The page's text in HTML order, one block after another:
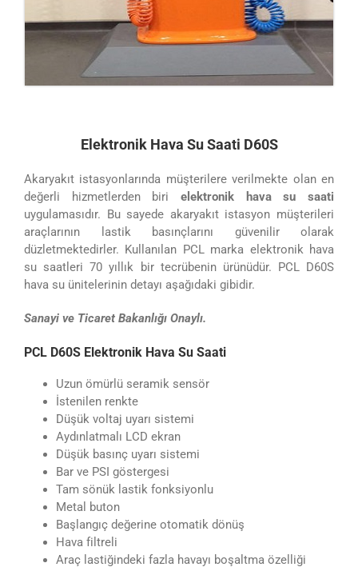
Elektronik Hava Su Saati D60S
Akaryakıt istasyonlarında müşterilere verilmekte olan en
değerli hizmetlerden biri elektronik
hava su saati
uygulamasıdır. Bu sayede akaryakıt istasyon müşterileri
araçlarının lastik basınçlarını güvenilir olarak
düzletmektedirler. Kullanılan PCL marka elektronik hava
su saatleri 70 yıllık bir tecrübenin ürünüdür. PCL D60S
hava su ünitelerinin detayı aşağıdaki gibidir.
Sanayi ve Ticaret Bakanlığı Onaylı.
PCL D60S Elektronik Hava Su Saati
Uzun ömürlü seramik sensör
İstenilen renkte
Düşük voltaj uyarı sistemi
Aydınlatmalı LCD ekran
Düşük basınç uyarı sistemi
Bar ve PSI göstergesi
Tam sönük lastik fonksiyonlu
Metal buton
Başlangıç değerine otomatik dönüş
Hava filtreli
Araç lastiğindeki fazla havayı boşaltma özelliği